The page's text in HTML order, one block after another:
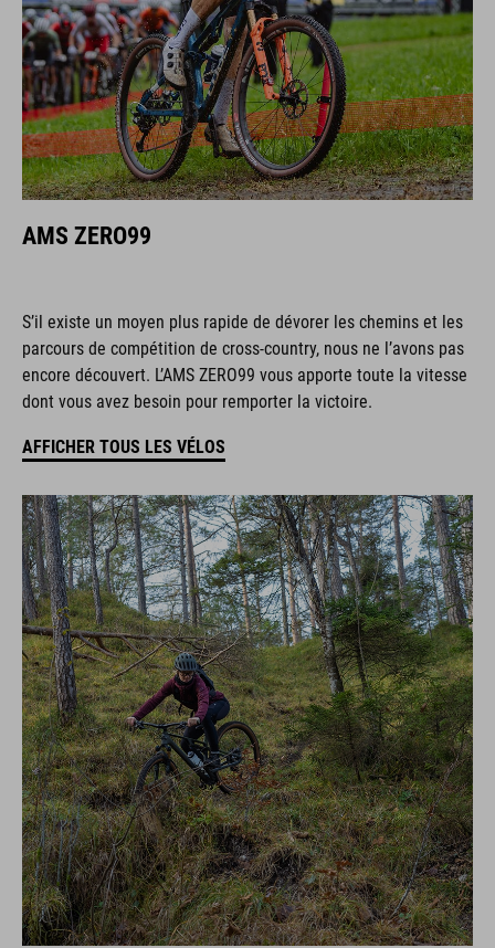
AMS ZERO99
S’il existe un moyen plus rapide de dévorer les chemins et les
parcours de compétition de cross-country, nous ne l’avons pas
encore découvert. L’AMS ZERO99 vous apporte toute la vitesse
dont vous avez besoin pour remporter la victoire.
AFFICHER TOUS LES VÉLOS